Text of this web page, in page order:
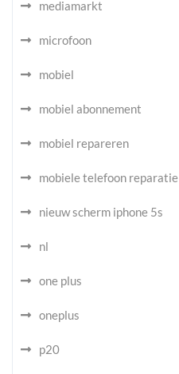
mediamarkt
microfoon
mobiel
mobiel abonnement
mobiel repareren
mobiele telefoon reparatie
nieuw scherm iphone 5s
nl
one plus
oneplus
p20